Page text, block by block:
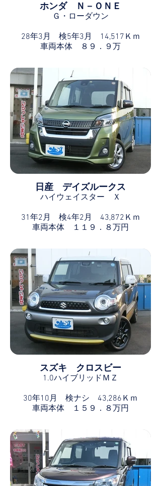
ホンダ Ｎ－ＯＮＥ
Ｇ・ローダウン
28年3月 検5年3月 14,517Ｋｍ
車両本体 ８９．９万
日産 デイズルークス
ハイウェイスター Ｘ
31年2月 検4年2月 43,872Ｋｍ
車両本体 １１９．８万円
スズキ クロスビー
1.0ハイブリッドＭＺ
30年10月 検ナシ 43,286Ｋｍ
車両本体 １５９．８万円